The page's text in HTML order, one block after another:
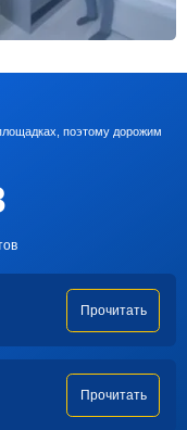
поэтому дорожим
Прочитать
Прочитать